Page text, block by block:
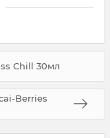
Chill 30мл
Berries